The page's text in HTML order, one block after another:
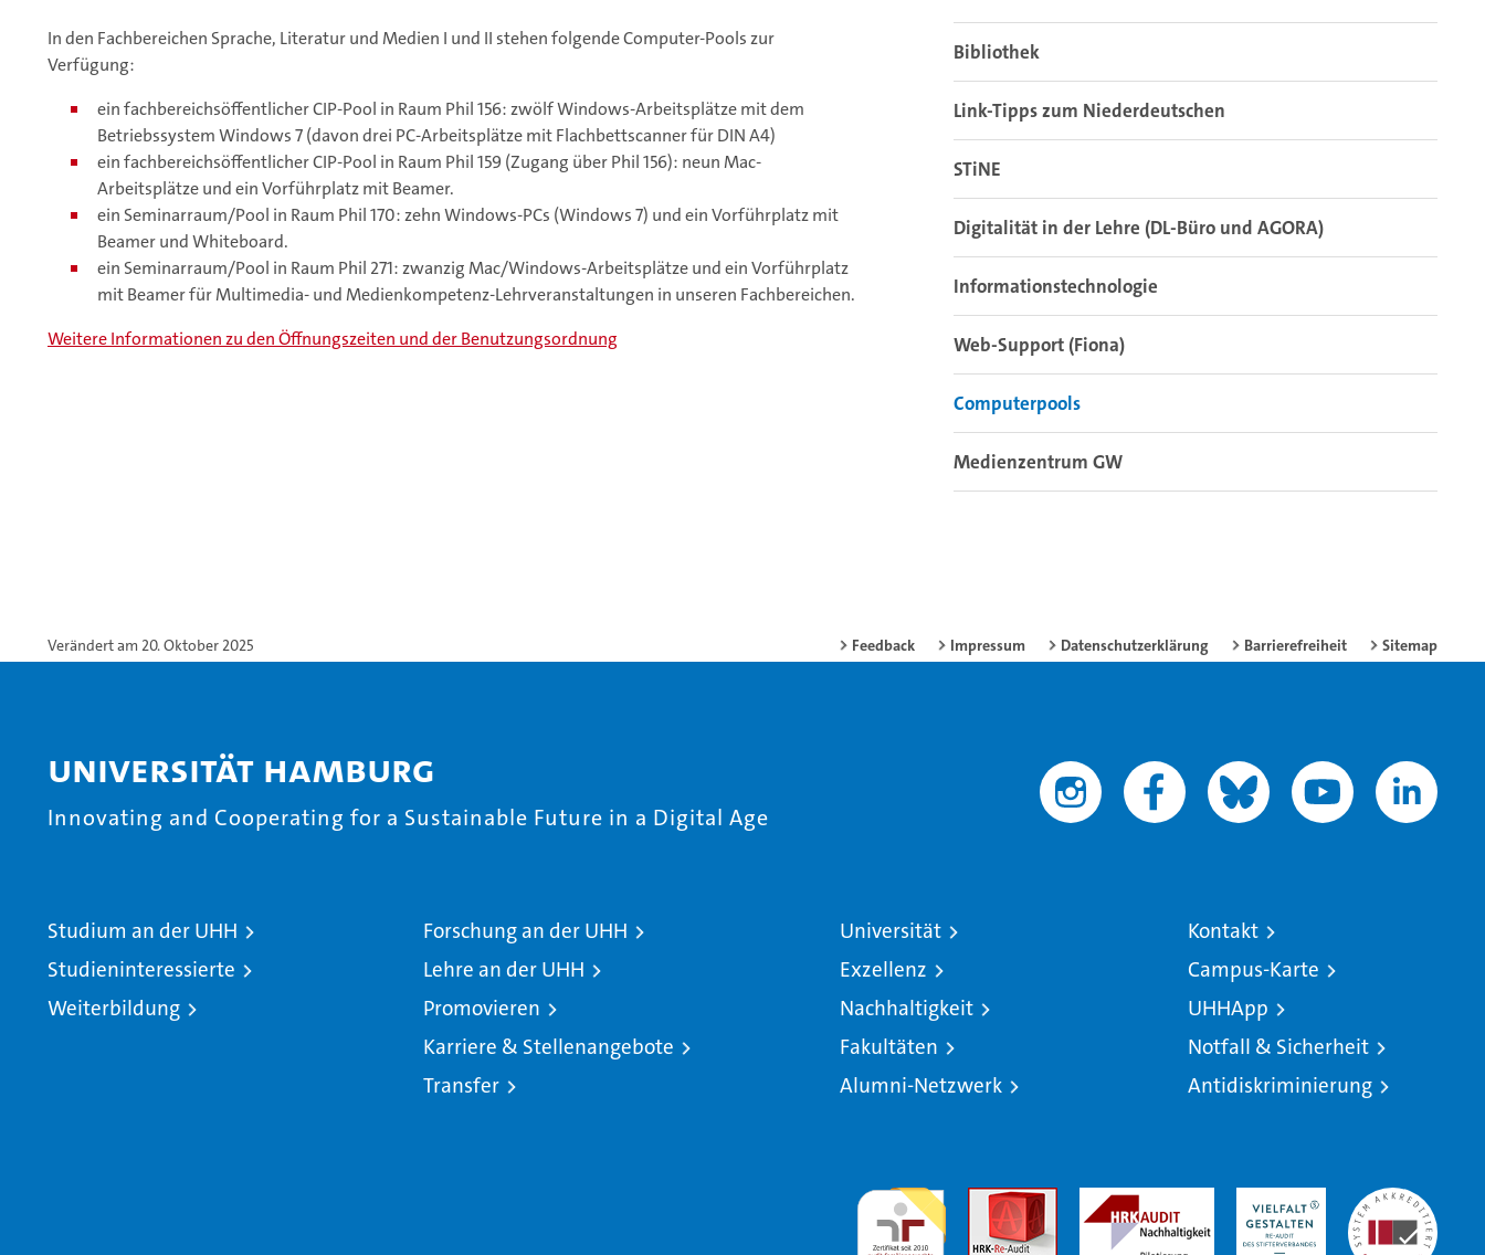
In den Fachbereichen Sprache, Literatur und Medien I und II stehen folgende Computer-Pools zur
Verfügung:
ein fachbereichsöffentlicher CIP-Pool in Raum Phil 156: zwölf Windows-Arbeitsplätze mit dem
Betriebssystem Windows 7 (davon drei PC-Arbeitsplätze mit Flachbettscanner für DIN A4)
ein fachbereichsöffentlicher CIP-Pool in Raum Phil 159 (Zugang über Phil 156): neun Mac-
Arbeitsplätze und ein Vorführplatz mit Beamer.
ein Seminarraum/Pool in Raum Phil 170: zehn Windows-PCs (Windows 7) und ein Vorführplatz mit
Beamer und Whiteboard.
ein Seminarraum/Pool in Raum Phil 271: zwanzig Mac/Windows-Arbeitsplätze und ein Vorführplatz
mit Beamer für Multimedia- und Medienkompetenz-Lehrveranstaltungen in unseren Fachbereichen.
Weitere Informationen zu den Öffnungszeiten und der Benutzungsordnung
Bibliothek
Link-Tipps zum Niederdeutschen
STiNE
Digitalität in der Lehre (DL-Büro und AGORA)
Informationstechnologie
Web-Support (Fiona)
Computerpools
Medienzentrum GW
Verändert am 20. Oktober 2025 Feedback Impressum Datenschutzerklärung Barrierefreiheit Sitemap
Universität Hamburg
Innovating and Cooperating for a Sustainable Future in a Digital Age
Studium an der UHH
Studieninteressierte
Weiterbildung
Forschung an der UHH
Lehre an der UHH
Promovieren
Karriere & Stellenangebote
Transfer
Universität
Exzellenz
Nachhaltigkeit
Fakultäten
Alumni-Netzwerk
Kontakt
Campus-Karte
UHHApp
Notfall & Sicherheit
Antidiskriminierung